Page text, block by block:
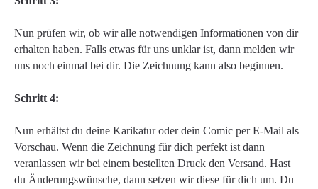
Nun prüfen wir, ob wir alle notwendigen Informationen von dir
erhalten haben. Falls etwas für uns unklar ist, dann melden wir
uns noch einmal bei dir. Die Zeichnung kann also beginnen.
Schritt 4:
Nun erhältst du deine Karikatur oder dein Comic per E-Mail als
Vorschau. Wenn die Zeichnung für dich perfekt ist dann
veranlassen wir bei einem bestellten Druck den Versand. Hast
du Änderungswünsche, dann setzen wir diese für dich um. Du